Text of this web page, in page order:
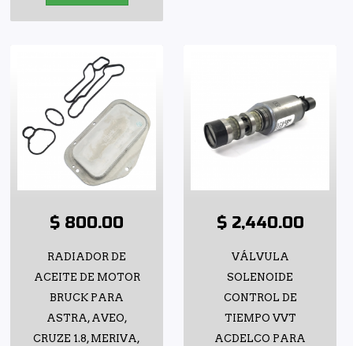
$ 800.00
RADIADOR DE
ACEITE DE MOTOR
BRUCK PARA
ASTRA, AVEO,
CRUZE 1.8, MERIVA,
$ 2,440.00
VÁLVULA
SOLENOIDE
CONTROL DE
TIEMPO VVT
ACDELCO PARA